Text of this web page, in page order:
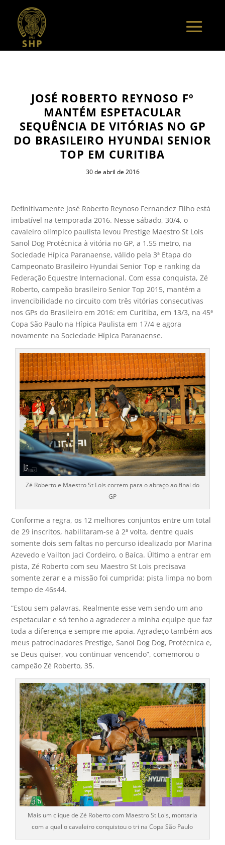
JOSÉ ROBERTO REYNOSO Fº
MANTÉM ESPETACULAR
SEQUÊNCIA DE VITÓRIAS NO GP
DO BRASILEIRO HYUNDAI SENIOR
TOP EM CURITIBA
30 de abril de 2016
Definitivamente José Roberto Reynoso Fernandez Filho está
imbatível na temporada 2016. Nesse sábado, 30/4, o
cavaleiro olímpico paulista levou Prestige Maestro St Lois
Sanol Dog Protécnica à vitória no GP, a 1.55 metro, na
Sociedade Hípica Paranaense, válido pela 3ª Etapa do
Campeonato Brasileiro Hyundai Senior Top e ranking da
Federação Equestre Internacional. Com essa conquista, Zé
Roberto, campeão brasileiro Senior Top 2015, mantém a
invencibilidade no circuito com três vitórias consecutivas
nos GPs do Brasileiro em 2016: em Curitiba, em 13/3, na 45ª
Copa São Paulo na Hípica Paulista em 17/4 e agora
novamente na Sociedade Hípica Paranaense.
Zé Roberto e Maestro St Lois correm para o abraço ao final do
GP
Conforme a regra, os 12 melhores conjuntos entre um total
de 29 inscritos, habilitaram-se à 2ª volta, dentre quais
somente dois sem faltas no percurso idealizado por Marina
Azevedo e Vailton Jaci Cordeiro, o Baíca. Último a entrar em
pista, Zé Roberto com seu Maestro St Lois precisava
somente zerar e a missão foi cumprida: pista limpa no bom
tempo de 46s44.
“Estou sem palavras. Realmente esse vem sendo um ano
espetacular e só tenho a agradecer a minha equipe que faz
toda a diferença e sempre me apoia. Agradeço também aos
meus patrocinadores Prestige, Sanol Dog Dog, Protécnica e,
se Deus quiser, vou continuar vencendo”, comemorou o
campeão Zé Roberto, 35.
Mais um clique de Zé Roberto com Maestro St Lois, montaria
com a qual o cavaleiro conquistou o tri na Copa São Paulo